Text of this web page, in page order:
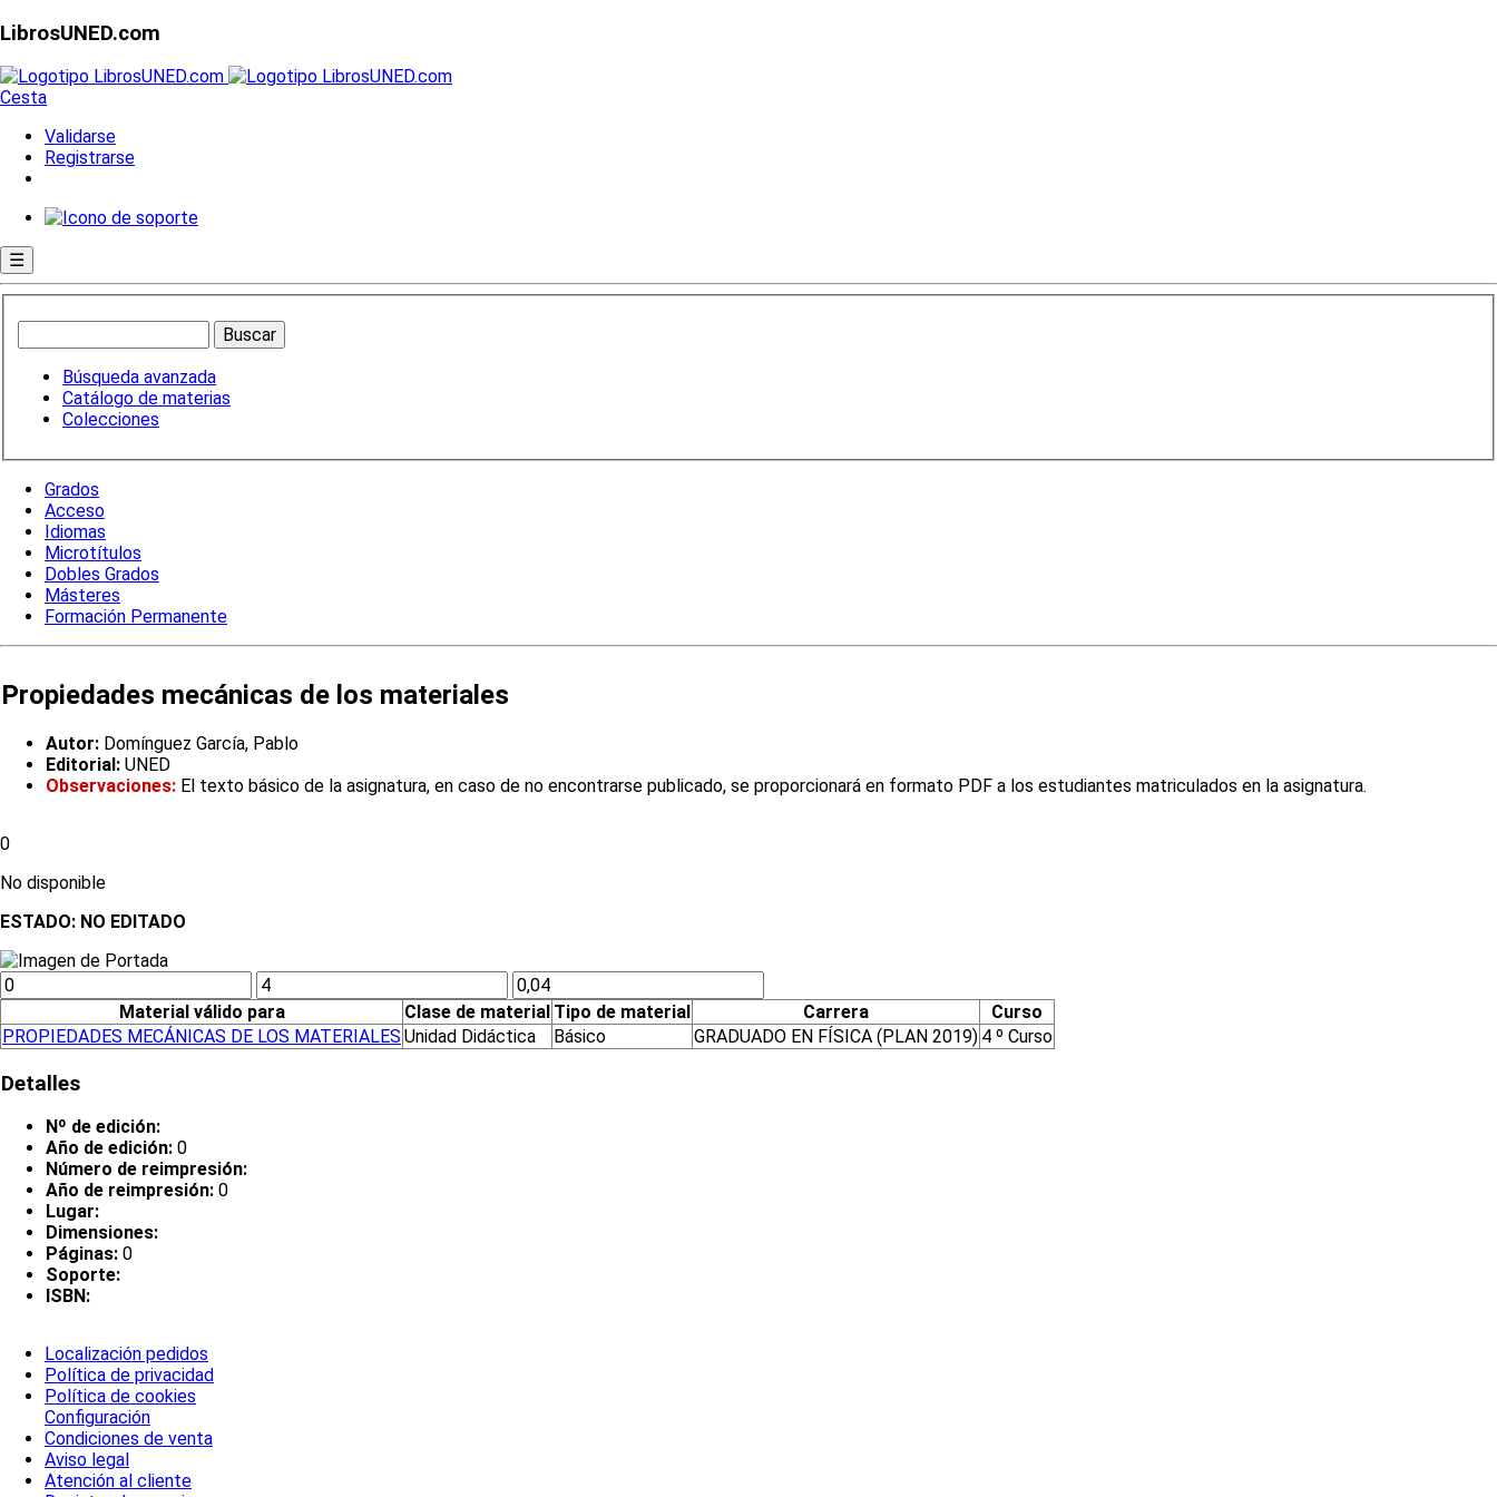
LibrosUNED.com
Cesta
Validarse
Registrarse
☰
Búsqueda avanzada
Catálogo de materias
Colecciones
Grados
Acceso
Idiomas
Microtítulos
Dobles Grados
Másteres
Formación Permanente
Propiedades mecánicas de los materiales
Autor: Domínguez García, Pablo
Editorial: UNED
Observaciones: El texto básico de la asignatura, en caso de no encontrarse publicado, se proporcionará en formato PDF a los estudiantes matriculados en la asignatura.
0
No disponible
ESTADO: NO EDITADO
Material válido para Clase de material Tipo de material Carrera
Curso
PROPIEDADES MECÁNICAS DE LOS MATERIALES Unidad Didáctica Básico GRADUADO EN FÍSICA (PLAN 2019) 4 º Curso
Detalles
Nº de edición:
Año de edición: 0
Número de reimpresión:
Año de reimpresión: 0
Lugar:
Dimensiones:
Páginas: 0
Soporte:
ISBN:
Localización pedidos
Política de privacidad
Política de cookies
Configuración
Condiciones de venta
Aviso legal
Atención al cliente